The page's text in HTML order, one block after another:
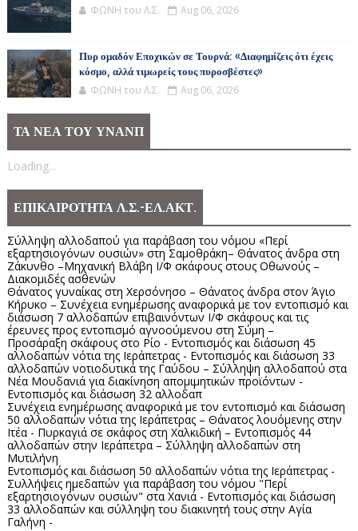
ΦΩΝΗ του Λ.Σ. Aug 06, 2026
Πυρ ομαδόν Εποχικών σε Τουρνά: «Διαφημίζεις ότι έχεις
κόσμο, αλλά τιμωρείς τους πυροσβέστες»
ΦΩΝΗ του Λ.Σ. Aug 06, 2026
ΤΑ ΝΕΑ ΤΟΥ ΥΝΑΝΠ
Loading...
ΕΠΙΚΑΙΡΟΤΗΤΑ Λ.Σ.-ΕΛ.ΑΚΤ.
Σύλληψη αλλοδαπού για παράβαση του νόμου «Περί
εξαρτησιογόνων ουσιών» στη Σαμοθράκη– Θάνατος άνδρα στη
Ζάκυνθο –Μηχανική Βλάβη Ι/Φ σκάφους στους Οθωνούς –
Διακομιδές ασθενών
Θάνατος γυναίκας στη Χερσόνησο – Θάνατος άνδρα στον Άγιο
Κήρυκο – Συνέχεια ενημέρωσης αναφορικά με τον εντοπισμό και
διάσωση 7 αλλοδαπών επιβαινόντων Ι/Φ σκάφους και τις
έρευνες προς εντοπισμό αγνοούμενου στη Σύμη –
Προσάραξη σκάφους στο Ρίο - Εντοπισμός και διάσωση 45
αλλοδαπών νότια της Ιεράπετρας - Εντοπισμός και διάσωση 33
αλλοδαπών νοτιοδυτικά της Γαύδου – Σύλληψη αλλοδαπού στα
Νέα Μουδανιά για διακίνηση απομιμητικών προϊόντων -
Εντοπισμός και διάσωση 32 αλλοδαπ
Συνέχεια ενημέρωσης αναφορικά με τον εντοπισμό και διάσωση
50 αλλοδαπών νότια της Ιεράπετρας – Θάνατος λουόμενης στην
Ιτέα - Πυρκαγιά σε σκάφος στη Χαλκιδική – Εντοπισμός 44
αλλοδαπών στην Ιεράπετρα – Σύλληψη αλλοδαπών στη
Μυτιλήνη
Εντοπισμός και διάσωση 50 αλλοδαπών νότια της Ιεράπετρας -
Συλλήψεις ημεδαπών για παράβαση του νόμου "Περί
εξαρτησιογόνων ουσιών" στα Χανιά - Εντοπισμός και διάσωση
33 αλλοδαπών και σύλληψη του διακινητή τους στην Αγία
Γαλήνη -